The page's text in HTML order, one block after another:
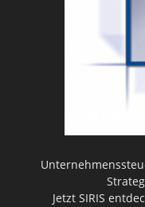
Jetzt SIRIS